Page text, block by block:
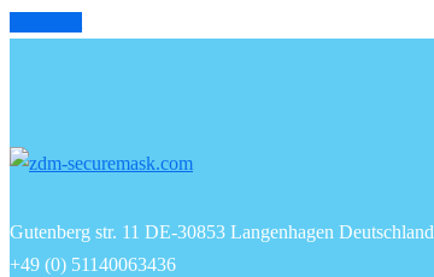
Gutenberg str. 11 DE-30853 Langenhagen Deutschland
+49 (0) 51140063436